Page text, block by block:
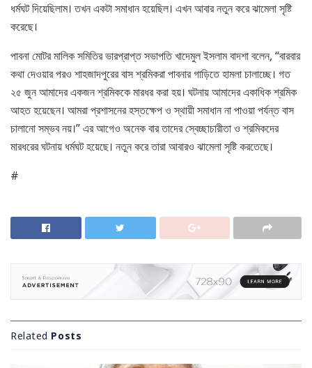
ধর্মঘট দিয়েছিলাম। তখন একটা সমাধান হয়েছিল। এখন আবার নতুন করে ঝামেলা সৃষ্টি
করেছে।
পাবনা মোটর মালিক সমিতির ভারপ্রাপ্ত সভাপতি খাদেমুল ইসলাম বাদশা বলেন, “বারবার
কথা দেওয়ার পরও শাহজাদপুরের বাস শ্রমিকরা পাবনার গাড়িতে হামলা চালাচ্ছে। গত
২৫ জুন আমাদের একজন শ্রমিককে মারধর করা হয়। ঘটনায় আমাদের একাধিক শ্রমিক
আহত হয়েছেন। আমরা প্রশাসনের হস্তক্ষেপ ও স্থায়ী সমাধান না পাওয়া পর্যন্ত বাস
চালানো সম্ভব নয়।” এর আগেও অনেক বার তাদের স্বেচ্ছাচারীতা ও শ্রমিকদের
মারধরের ঘটনায় ধর্মঘট হয়েছে। নতুন করে তারা আবারও ঝামেলা সৃষ্টি করতেছে।
#
Related Posts